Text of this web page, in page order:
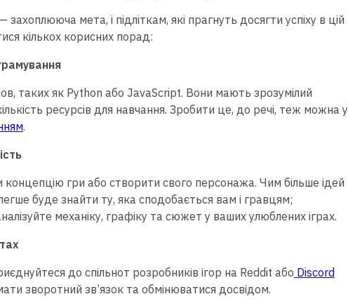
мета, і підліткам, які прагнуть досягти успіху в цій
кількох корисних порад:
таких як Python або JavaScript. Вони мають зрозумілий
ресурсів для навчання. Зробити це, до речі, теж можна у
.
концепцію гри або створити свого персонажа. Чим більше ідей
буде знайти ту, яка сподобається вам і гравцям;
механіку, графіку та сюжет у ваших улюблених іграх.
до спільнот розробників ігор на Reddit або Discord
зворотний зв’язок та обмінюватися досвідом.